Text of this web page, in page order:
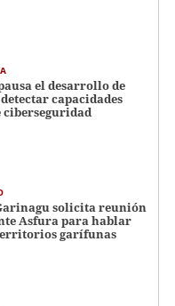
el desarrollo de
capacidades
ciberseguridad
solicita reunión
Asfura para hablar
garífunas